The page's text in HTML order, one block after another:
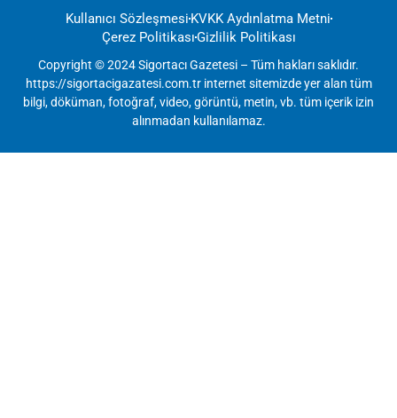
Kullanıcı SözleşmesiKVKK Aydınlatma Metni
Çerez PolitikasıGizlilik Politikası
Copyright © 2024 Sigortacı Gazetesi – Tüm hakları saklıdır.
https://sigortacigazatesi.com.tr internet sitemizde yer alan tüm
bilgi, döküman, fotoğraf, video, görüntü, metin, vb. tüm içerik izin
alınmadan kullanılamaz.